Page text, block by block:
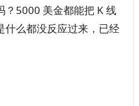
？5000 美金都能把 K 线
什么都没反应过来，已经